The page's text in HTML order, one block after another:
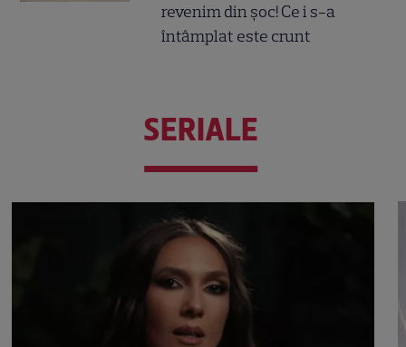
revenim din șoc! Ce i s-a
întâmplat este crunt
SERIALE